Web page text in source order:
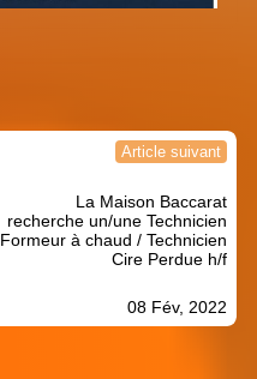
Article suivant
La Maison Baccarat
recherche un/une Technicien
Formeur à chaud / Technicien
Cire Perdue h/f
08 Fév, 2022